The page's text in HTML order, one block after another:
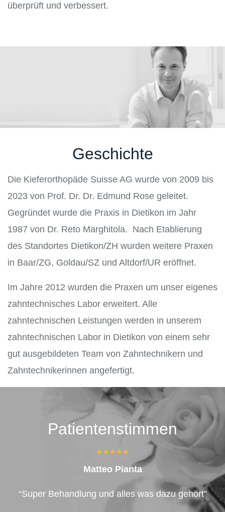
überprüft und verbessert.
Geschichte
Die Kieferorthopäde Suisse AG wurde von 2009 bis
2023 von Prof. Dr. Dr. Edmund Rose geleitet.
Gegründet wurde die Praxis in Dietikon im Jahr
1987 von Dr. Reto Marghitola. Nach Etablierung
des Standortes Dietikon/ZH wurden weitere Praxen
in Baar/ZG, Goldau/SZ und Altdorf/UR eröffnet.
Im Jahre 2012 wurden die Praxen um unser eigenes
zahntechnisches Labor erweitert. Alle
zahntechnischen Leistungen werden in unserem
zahntechnischen Labor in Dietikon von einem sehr
gut ausgebildeten Team von Zahntechnikern und
Zahntechnikerinnen angefertigt.
Patientenstimmen
★★★★★
Matteo Pianta
“Super Behandlung und alles was dazu gehört”